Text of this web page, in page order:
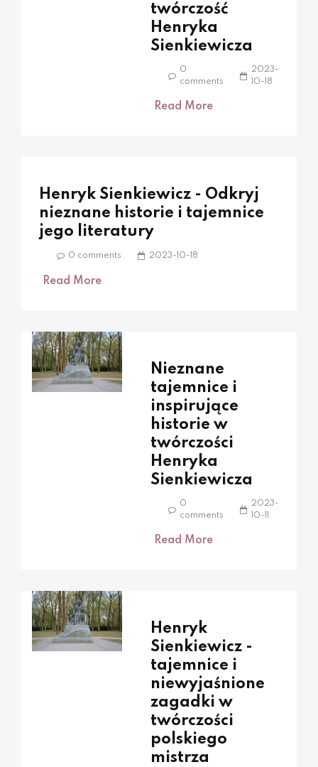
twórczość
Henryka
Sienkiewicza
0
comments
2023-
10-18
Read More
Henryk Sienkiewicz - Odkryj
nieznane historie i tajemnice
jego literatury
0 comments 2023-10-18
Read More
Nieznane
tajemnice i
inspirujące
historie w
twórczości
Henryka
Sienkiewicza
0
comments
2023-
10-11
Read More
Henryk
Sienkiewicz -
tajemnice i
niewyjaśnione
zagadki w
twórczości
polskiego
mistrza